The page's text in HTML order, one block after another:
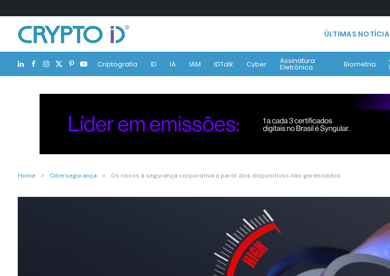
ÚLTIMAS
LinkedIn
Facebook
Instagram
X
(Twitter)
Pinterest
YouTubeCriptografia ID IA IAM IDTalk Cyber Assinatura
Eletrônica Biometria
Home » Cibersegurança » Os riscos à segurança corporativa a partir dos dispositivos não gerenciados